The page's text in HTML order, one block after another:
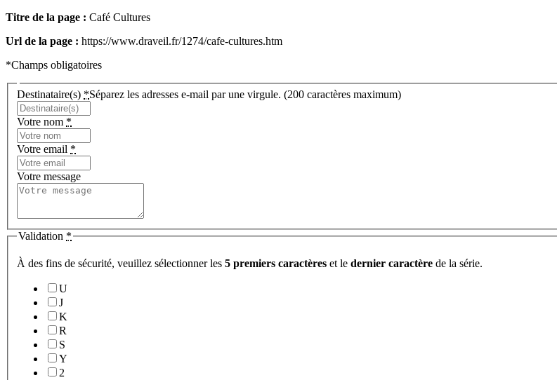
Titre de la page : Café Cultures
Url de la page : https://www.draveil.fr/1274/cafe-cultures.htm
*Champs obligatoires
Destinataire(s) *Séparez les adresses e-mail par une virgule. (200 caractères maximum)
Votre nom *
Votre email *
Votre message
Validation *
À des fins de sécurité, veuillez sélectionner les 5 premiers caractères et le dernier caractère de la série.
U
J
K
R
S
Y
2